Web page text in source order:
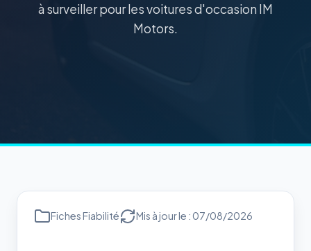
à surveiller pour les voitures d'occasion IM
Motors.
Fiches Fiabilité Mis à jour le : 07/08/2026